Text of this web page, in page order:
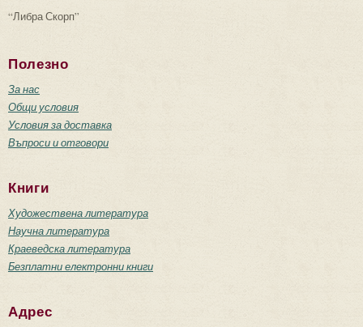
“Либра Скорп”
Полезно
За нас
Общи условия
Условия за доставка
Въпроси и отговори
Книги
Художествена литература
Научна литература
Краеведска литература
Безплатни електронни книги
Адрес